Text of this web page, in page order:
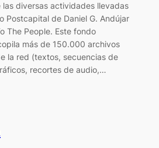
diversas actividades llevadas
Postcapital de Daniel G. Andújar
The People. Este fondo
más de 150.000 archivos
la red (textos, secuencias de
recortes de audio,…